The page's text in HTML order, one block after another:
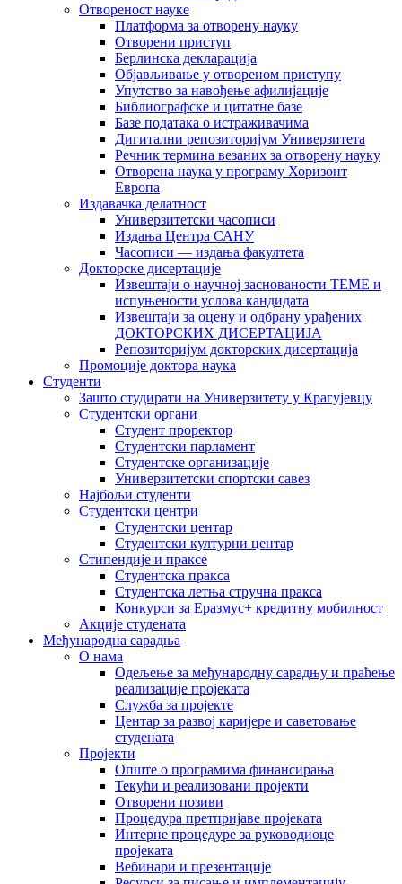
Отвореност науке
Платформа за отворену науку
Отворени приступ
Берлинска декларација
Објављивање у отвореном приступу
Упутство за навођење афилијације
Библиографске и цитатне базе
Базе података о истраживачима
Дигитални репозиторијум Универзитета
Рeчник термина везаних за отворену науку
Отворена наука у програму Хоризонт
Европа
Издавачка делатност
Универзитетски часописи
Издања Центра САНУ
Часописи — издања факултета
Докторске дисертације
Извештаји о научној заснованости ТЕМЕ и
испуњености услова кандидата
Извештаји за оцену и одбрану урађених
ДОКТОРСКИХ ДИСЕРТАЦИЈА
Репозиторијум докторских дисертација
Промоције доктора наука
Студенти
Зашто студирати на Универзитету у Крагујевцу
Студентски органи
Студент проректор
Студентски парламент
Студентске организације
Универзитетски спортски савез
Најбољи студенти
Студентски центри
Студентски центар
Студентски културни центар
Стипендије и праксе
Студентска пракса
Студентска летња стручна пракса
Конкурси за Еразмус+ кредитну мобилност
Акције студената
Међународна сарадња
О нама
Одељење за међународну сарадњу и праћење
реализације пројеката
Служба за пројекте
Центар за развој каријере и саветовање
студената
Пројекти
Опште о програмима финансирања
Текући и реализовани пројекти
Отворени позиви
Процедура претпријаве пројеката
Интерне процедуре за руководиоце
пројеката
Вебинари и презентације